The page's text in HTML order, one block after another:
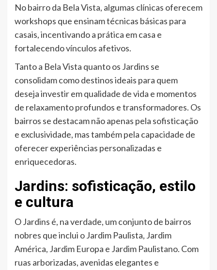
No bairro da Bela Vista, algumas clínicas oferecem
workshops que ensinam técnicas básicas para
casais, incentivando a prática em casa e
fortalecendo vínculos afetivos.
Tanto a Bela Vista quanto os Jardins se
consolidam como destinos ideais para quem
deseja investir em qualidade de vida e momentos
de relaxamento profundos e transformadores. Os
bairros se destacam não apenas pela sofisticação
e exclusividade, mas também pela capacidade de
oferecer experiências personalizadas e
enriquecedoras.
Jardins: sofisticação, estilo
e cultura
O Jardins é, na verdade, um conjunto de bairros
nobres que inclui o Jardim Paulista, Jardim
América, Jardim Europa e Jardim Paulistano. Com
ruas arborizadas, avenidas elegantes e